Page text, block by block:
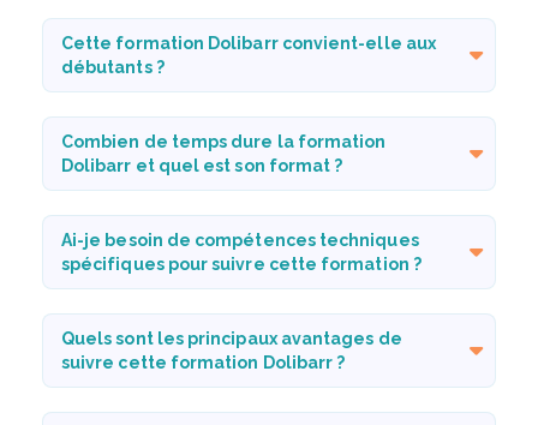
Cette formation Dolibarr convient-elle aux
débutants ?
Combien de temps dure la formation
Dolibarr et quel est son format ?
Ai-je besoin de compétences techniques
spécifiques pour suivre cette formation ?
Quels sont les principaux avantages de
suivre cette formation Dolibarr ?